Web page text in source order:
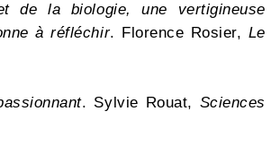
de la biologie, une vertigineuse
à réfléchir. Florence Rosier, Le
. Sylvie Rouat, Sciences